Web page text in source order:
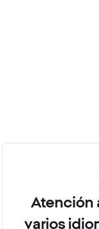
Atención
varios